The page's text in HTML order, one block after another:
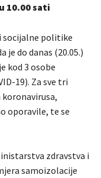
10.00 sati
socijalne politike
je do danas (20.05.)
kod 3 osobe
19). Za sve tri
oporavile, te se
zdravstva i
samoizolacije